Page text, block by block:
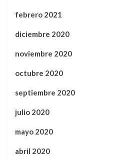
febrero 2021
diciembre 2020
noviembre 2020
octubre 2020
septiembre 2020
julio 2020
mayo 2020
abril 2020